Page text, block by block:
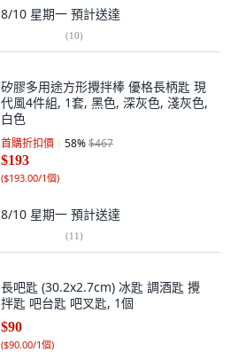
8/10 星期一 預計送達
(10)
矽膠多用途方形攪拌棒 優格長柄匙 現
代風4件組, 1套, 黑色, 深灰色, 淺灰色,
白色
首購折扣價 58%$467
$193
($193.00/1個)
8/10 星期一 預計送達
(11)
長吧匙 (30.2x2.7cm) 冰匙 調酒匙 攪
拌匙 吧台匙 吧叉匙, 1個
$90
($90.00/1個)